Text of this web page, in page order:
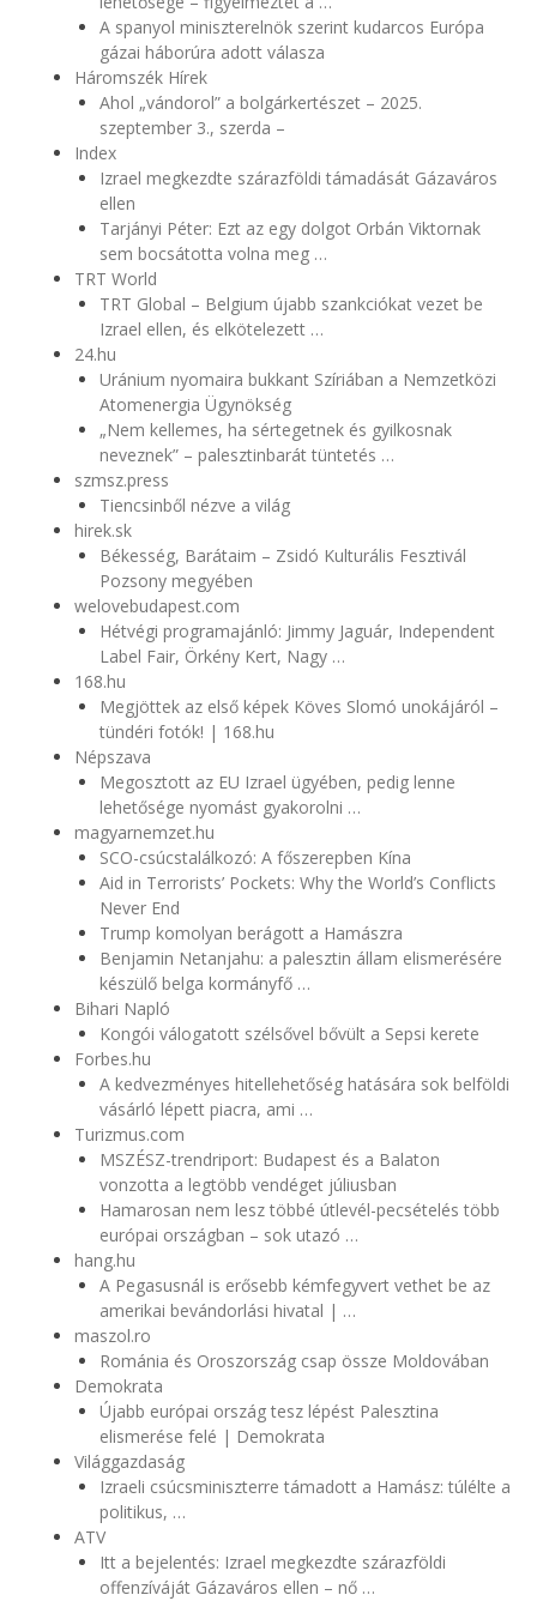
A spanyol miniszterelnök szerint kudarcos Európa
gázai háborúra adott válasza
Háromszék Hírek
Ahol „vándorol” a bolgárkertészet – 2025.
szeptember 3., szerda –
Index
Izrael megkezdte szárazföldi támadását Gázaváros
ellen
Tarjányi Péter: Ezt az egy dolgot Orbán Viktornak
sem bocsátotta volna meg …
TRT World
TRT Global – Belgium újabb szankciókat vezet be
Izrael ellen, és elkötelezett …
24.hu
Uránium nyomaira bukkant Szíriában a Nemzetközi
Atomenergia Ügynökség
„Nem kellemes, ha sértegetnek és gyilkosnak
neveznek” – palesztinbarát tüntetés …
szmsz.press
Tiencsinből nézve a világ
hirek.sk
Békesség, Barátaim – Zsidó Kulturális Fesztivál
Pozsony megyében
welovebudapest.com
Hétvégi programajánló: Jimmy Jaguár, Independent
Label Fair, Örkény Kert, Nagy …
168.hu
Megjöttek az első képek Köves Slomó unokájáról –
tündéri fotók! | 168.hu
Népszava
Megosztott az EU Izrael ügyében, pedig lenne
lehetősége nyomást gyakorolni …
magyarnemzet.hu
SCO-csúcstalálkozó: A főszerepben Kína
Aid in Terrorists’ Pockets: Why the World’s Conflicts
Never End
Trump komolyan berágott a Hamászra
Benjamin Netanjahu: a palesztin állam elismerésére
készülő belga kormányfő …
Bihari Napló
Kongói válogatott szélsővel bővült a Sepsi kerete
Forbes.hu
A kedvezményes hitellehetőség hatására sok belföldi
vásárló lépett piacra, ami …
Turizmus.com
MSZÉSZ-trendriport: Budapest és a Balaton
vonzotta a legtöbb vendéget júliusban
Hamarosan nem lesz többé útlevél-pecsételés több
európai országban – sok utazó …
hang.hu
A Pegasusnál is erősebb kémfegyvert vethet be az
amerikai bevándorlási hivatal | …
maszol.ro
Románia és Oroszország csap össze Moldovában
Demokrata
Újabb európai ország tesz lépést Palesztina
elismerése felé | Demokrata
Világgazdaság
Izraeli csúcsminiszterre támadott a Hamász: túlélte a
politikus, …
ATV
Itt a bejelentés: Izrael megkezdte szárazföldi
offenzíváját Gázaváros ellen – nő …